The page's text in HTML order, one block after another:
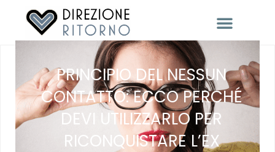
PRINCIPIO DEL NESSUN
CONTATTO: ECCO PERCHÉ
DEVI UTILIZZARLO PER
RICONQUISTARE L’EX